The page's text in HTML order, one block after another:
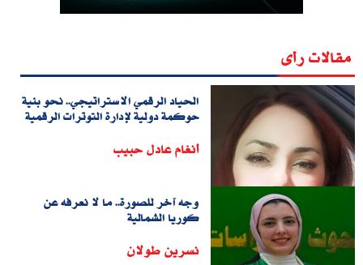
مقالات رأى
الحياد الرقمي الاستراتيجي.. نحو بنية
حوكمة دولية لإدارة التوترات الرقمية
أنغام عادل حبيب
وجه آخر للصورة.. ما لا نعرفه عن
كوريا الشمالية
نسرين طولان